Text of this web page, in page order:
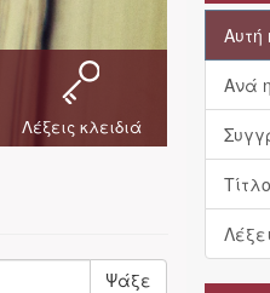
Λέξεις κλειδιά
Ψάξε
Αυτή
Ανά